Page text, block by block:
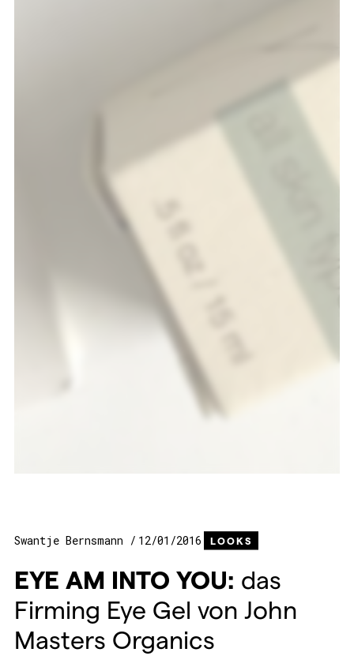
Swantje Bernsmann 12/01/2016 LOOKS
EYE AM INTO YOU: das
Firming Eye Gel von John
Masters Organics